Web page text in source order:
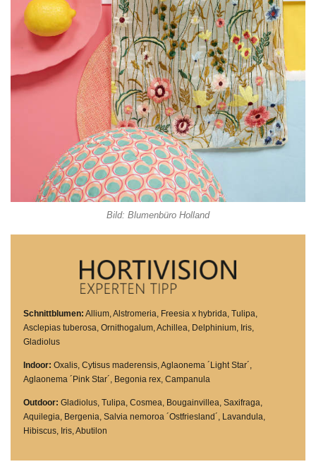
Bild: Blumenbüro Holland
Schnittblumen: Allium, Alstromeria, Freesia x hybrida, Tulipa,
Asclepias tuberosa, Ornithogalum, Achillea, Delphinium, Iris,
Gladiolus
Indoor: Oxalis, Cytisus maderensis, Aglaonema ´Light Star´,
Aglaonema ´Pink Star´, Begonia rex, Campanula
Outdoor: Gladiolus, Tulipa, Cosmea, Bougainvillea, Saxifraga,
Aquilegia, Bergenia, Salvia nemoroa ´Ostfriesland´, Lavandula,
Hibiscus, Iris, Abutilon